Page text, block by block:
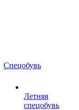
Спецобувь
Летняя
спецобувь